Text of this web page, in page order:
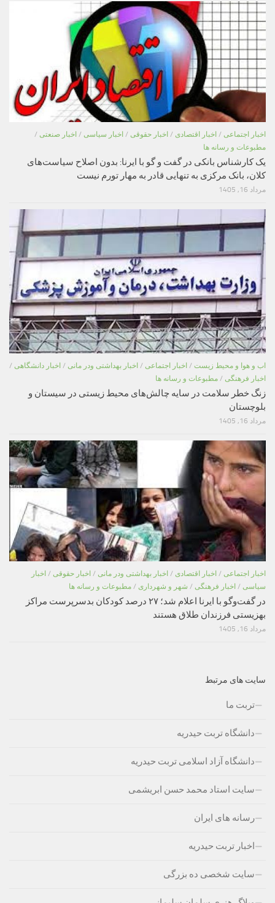
اخبار اجتماعی / اخبار اقتصادی / اخبار حقوقی / اخبار سیاسی / اخبار صنعتی /
مطبوعات و رسانه ها
یک کارشناس بانکی در گفت و گو با ایرنا: بدون اصلاح سیاست‌های
کلان، بانک مرکزی به تنهایی قادر به مهار تورم نیست
مرداد 16, 1405
اب و هوا و محیط زیست / اخبار اجتماعی / اخبار بهداشتی ودر مانی / اخبار دانشگاهی /
اخبار فرهنگی / مطبوعات و رسانه ها
زنگ خطر سلامت در سایه چالش‌های محیط زیستی در سیستان و
بلوچستان
مرداد 16, 1405
اخبار اجتماعی / اخبار اقتصادی / اخبار بهداشتی ودر مانی / اخبار حقوقی / اخبار
سیاسی / اخبار فرهنگی / شهر و شهرداری / مطبوعات و رسانه ها
در گفت‌وگو با ایرنا اعلام شد؛ ۲۷ درصد کودکان بدسرپرست مراکز
بهزیستی فرزندان طلاق هستند
مرداد 16, 1405
سایت های مرتبط
تربت ما
دانشگاه تربت حیدریه
دانشگاه آزاد اسلامی تربت حیدریه
سایت استاد محمد حسن ابریشمی
رسانه های ایران
اخبار تربت حیدریه
سایت شخصی ده بزرگی